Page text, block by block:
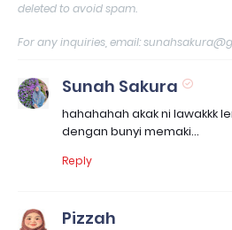
deleted to avoid spam.
For any inquiries, email:
Sunah Sakura
hahahahah akak ni lawakkk
dengan bunyi memaki...
Reply
Pizzah